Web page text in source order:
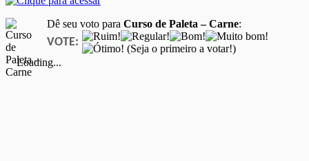
Dê seu voto para Curso de Paleta – Carne:
VOTE:
(Seja o primeiro a votar!)
Loading...